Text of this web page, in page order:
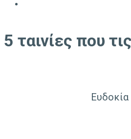
5 ταινίες που
Ευδοκία